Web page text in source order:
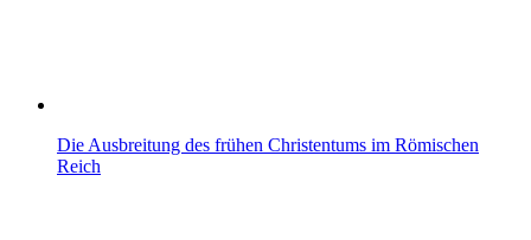
Die Ausbreitung des frühen Christentums im Römischen
Reich